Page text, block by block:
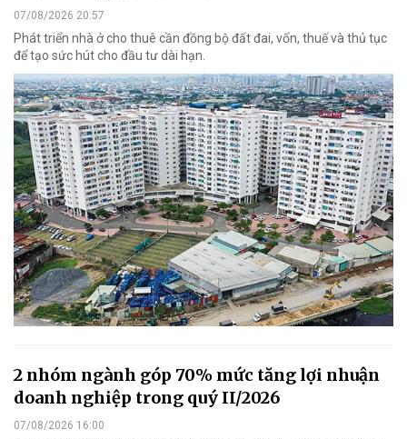
07/08/2026 20:57
Phát triển nhà ở cho thuê cần đồng bộ đất đai, vốn, thuế và thủ tục
để tạo sức hút cho đầu tư dài hạn.
2 nhóm ngành góp 70% mức tăng lợi nhuận
doanh nghiệp trong quý II/2026
07/08/2026 16:00